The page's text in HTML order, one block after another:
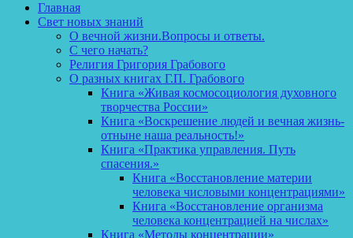
Главная
Свет новых знаний
О вечной жизни.Вопросы и ответы.
С чего начать?
Религия Григория Грабового
О разных книгах Г.П. Грабового
Книга «Живая космосоциология духовного
творчества России»
Книга «Воскрешение людей и вечная жизнь-
отныне наша реальность!»
Книга «Практика управления. Путь
спасения.»
Книга «Восстановление материи
человека числовыми концентрациями»
Книга «Восстановление организма
человека концентрацией на числах»
Книга «Методы концентрации»